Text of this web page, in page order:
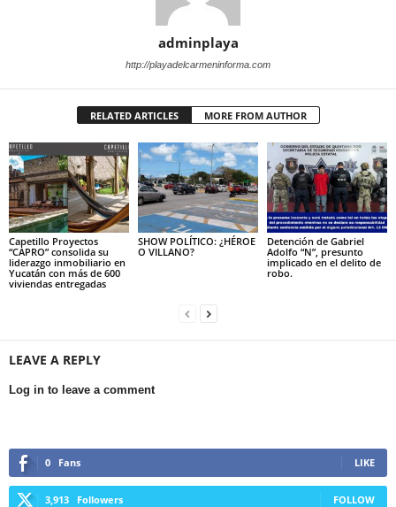
adminplaya
http://playadelcarmeninforma.com
RELATED ARTICLES MORE FROM AUTHOR
Capetillo Proyectos
“CAPRO” consolida su
liderazgo inmobiliario en
Yucatán con más de 600
viviendas entregadas
SHOW POLÍTICO: ¿HÉROE
O VILLANO?
Detención de Gabriel
Adolfo “N”, presunto
implicado en el delito de
robo.
LEAVE A REPLY
Log in to leave a comment
0 Fans LIKE
3,913 Followers FOLLOW